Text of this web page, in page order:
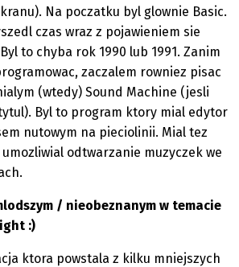
Na poczatku byl glownie Basic.
czas wraz z pojawieniem sie
to chyba rok 1990 lub 1991. Zanim
zaczalem rowniez pisac
(wtedy) Sound Machine (jesli
Byl to program ktory mial edytor
nutowym na pieciolinii. Mial tez
odtwarzanie muzyczek we
/ nieobeznanym w temacie
:)
ktora powstala z kilku mniejszych